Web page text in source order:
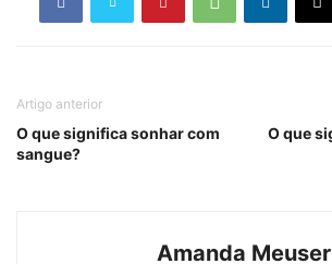
Artigo anterior
O que significa sonhar com
sangue?
O que
Amanda Meuser